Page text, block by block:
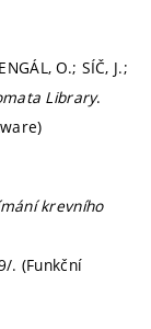
O.; SÍČ, J.;
Library.
krevního
. (Funkční